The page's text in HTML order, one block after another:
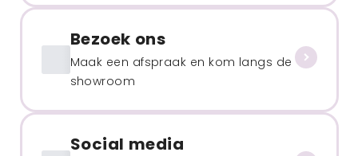
Bezoek ons
Maak een afspraak en kom langs de
showroom
Social media